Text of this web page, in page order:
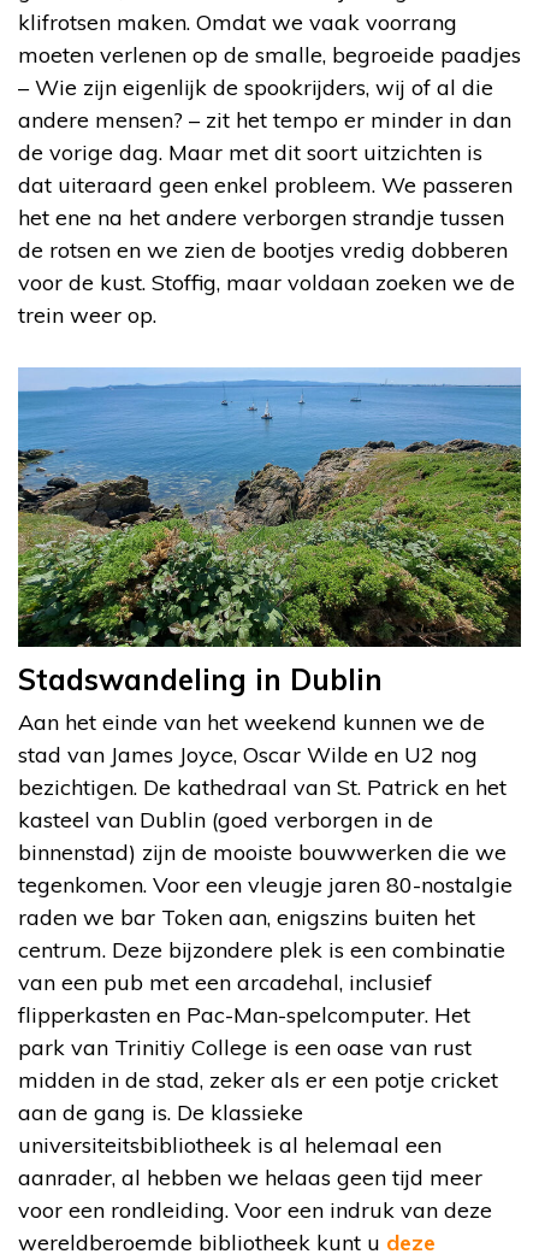
klifrotsen maken. Omdat we vaak voorrang
moeten verlenen op de smalle, begroeide paadjes
– Wie zijn eigenlijk de spookrijders, wij of al die
andere mensen? – zit het tempo er minder in dan
de vorige dag. Maar met dit soort uitzichten is
dat uiteraard geen enkel probleem. We passeren
het ene na het andere verborgen strandje tussen
de rotsen en we zien de bootjes vredig dobberen
voor de kust. Stoffig, maar voldaan zoeken we de
trein weer op.
Stadswandeling in Dublin
Aan het einde van het weekend kunnen we de
stad van James Joyce, Oscar Wilde en U2 nog
bezichtigen. De kathedraal van St. Patrick en het
kasteel van Dublin (goed verborgen in de
binnenstad) zijn de mooiste bouwwerken die we
tegenkomen. Voor een vleugje jaren 80-nostalgie
raden we bar Token aan, enigszins buiten het
centrum. Deze bijzondere plek is een combinatie
van een pub met een arcadehal, inclusief
flipperkasten en Pac-Man-spelcomputer. Het
park van Trinitiy College is een oase van rust
midden in de stad, zeker als er een potje cricket
aan de gang is. De klassieke
universiteitsbibliotheek is al helemaal een
aanrader, al hebben we helaas geen tijd meer
voor een rondleiding. Voor een indruk van deze
wereldberoemde bibliotheek kunt u deze